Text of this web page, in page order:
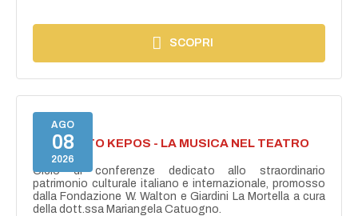
SCOPRI
AGO
08
2026
PROGETTO KEPOS - LA MUSICA NEL TEATRO
GRECO
Ciclo di conferenze dedicato allo straordinario
patrimonio culturale italiano e internazionale, promosso
dalla Fondazione W. Walton e Giardini La Mortella a cura
della dott.ssa Mariangela Catuogno.